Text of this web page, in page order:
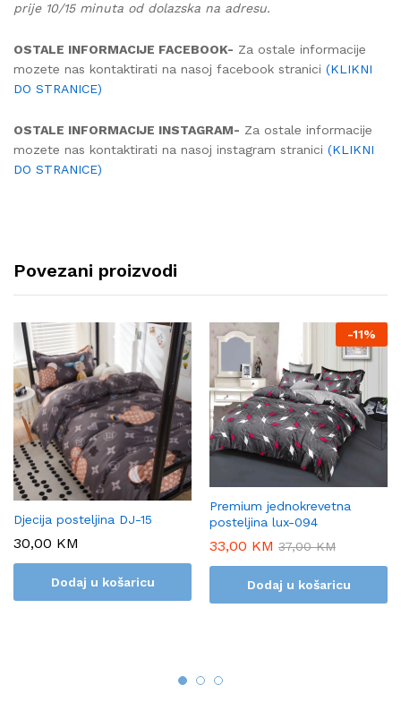
prije 10/15 minuta od dolazska na adresu.
OSTALE INFORMACIJE FACEBOOK- Za ostale informacije
mozete nas kontaktirati na nasoj facebook stranici (KLIKNI
DO STRANICE)
OSTALE INFORMACIJE INSTAGRAM- Za ostale informacije
mozete nas kontaktirati na nasoj instagram stranici (KLIKNI
DO STRANICE)
Povezani proizvodi
Djecija posteljina DJ-15
30,00 KM
Dodaj u košaricu
-11%
Premium jednokrevetna
posteljina lux-094
33,00 KM 37,00KM
Dodaj u košaricu